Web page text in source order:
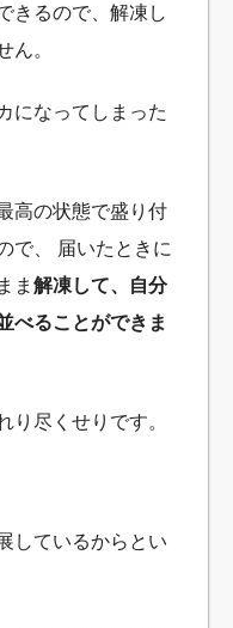
きるので、解凍し
ん。
になってしまった
高の状態で盛り付
で、 届いたときに
ま 解凍して、自分
べることができま
り尽くせりです。
しているからとい